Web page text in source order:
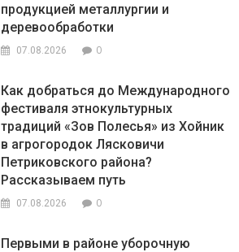
продукцией металлургии и
деревообработки
07.08.2026 0
Как добраться до Международного
фестиваля этнокультурных
традиций «Зов Полесья» из Хойник
в агрогородок Лясковичи
Петриковского района?
Рассказываем путь
07.08.2026 0
Первыми в районе уборочную